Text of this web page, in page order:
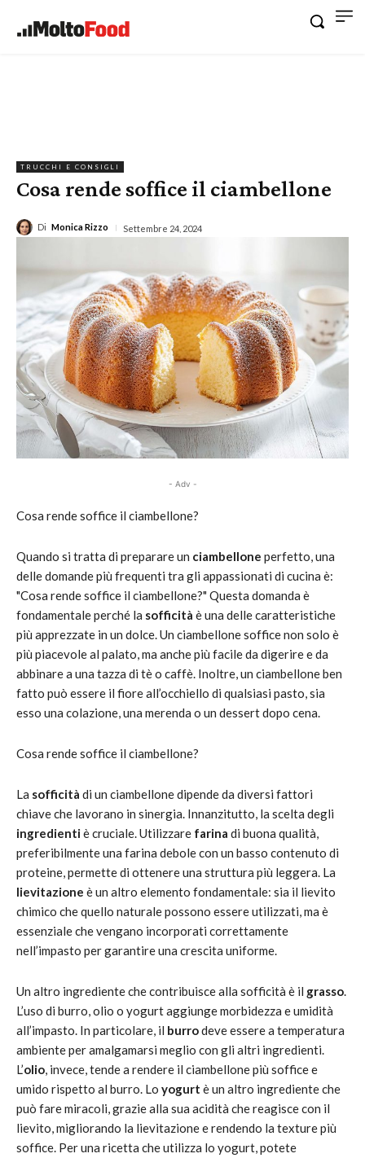
TRUCCHI E CONSIGLI
Cosa rende soffice il ciambellone
Di Monica Rizzo Settembre 24, 2024
- Adv -
Cosa rende soffice il ciambellone?
Quando si tratta di preparare un ciambellone perfetto, una
delle domande più frequenti tra gli appassionati di cucina è:
"Cosa rende soffice il ciambellone?" Questa domanda è
fondamentale perché la sofficità è una delle caratteristiche
più apprezzate in un dolce. Un ciambellone soffice non solo è
più piacevole al palato, ma anche più facile da digerire e da
abbinare a una tazza di tè o caffè. Inoltre, un ciambellone ben
fatto può essere il fiore all’occhiello di qualsiasi pasto, sia
esso una colazione, una merenda o un dessert dopo cena.
Cosa rende soffice il ciambellone?
La sofficità di un ciambellone dipende da diversi fattori
chiave che lavorano in sinergia. Innanzitutto, la scelta degli
ingredientiè cruciale. Utilizzare farina di buona qualità,
preferibilmente una farina debole con un basso contenuto di
proteine, permette di ottenere una struttura più leggera. La
lievitazione è un altro elemento fondamentale: sia il lievito
chimico che quello naturale possono essere utilizzati, ma è
essenziale che vengano incorporati correttamente
nell’impasto per garantire una crescita uniforme.
Un altro ingrediente che contribuisce alla sofficità è il grasso.
L’uso di burro, olio o yogurt aggiunge morbidezza e umidità
all’impasto. In particolare, il burrodeve essere a temperatura
ambiente per amalgamarsi meglio con gli altri ingredienti.
L’olio, invece, tende a rendere il ciambellone più soffice e
umido rispetto al burro. Lo yogurt è un altro ingrediente che
può fare miracoli, grazie alla sua acidità che reagisce con il
lievito, migliorando la lievitazione e rendendo la texture più
soffice. Per una ricetta che utilizza lo yogurt, potete